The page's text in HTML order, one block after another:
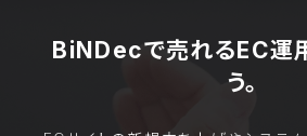
BiNDecで売れるEC運
う。